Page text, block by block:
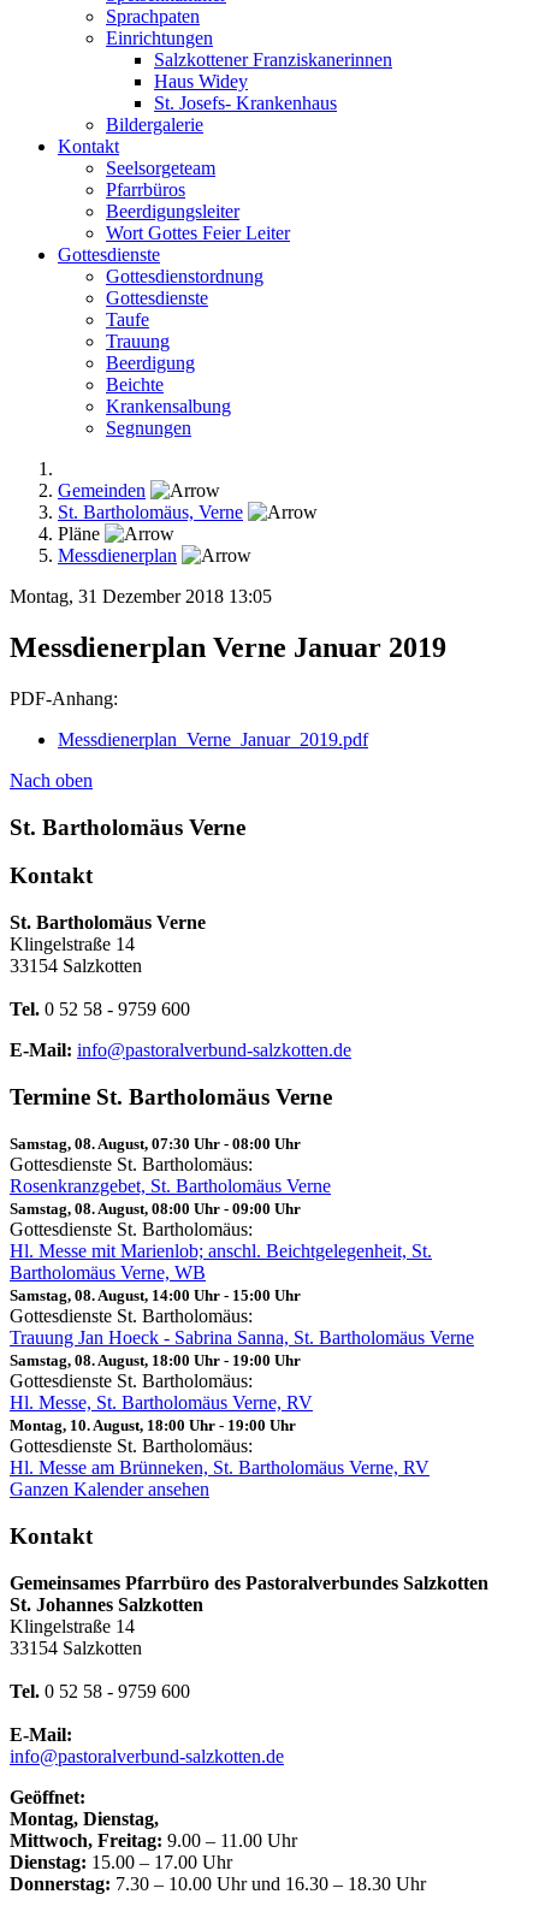
Sprachpaten
Einrichtungen
Salzkottener Franziskanerinnen
Haus Widey
St. Josefs- Krankenhaus
Bildergalerie
Kontakt
Seelsorgeteam
Pfarrbüros
Beerdigungsleiter
Wort Gottes Feier Leiter
Gottesdienste
Gottesdienstordnung
Gottesdienste
Taufe
Trauung
Beerdigung
Beichte
Krankensalbung
Segnungen
Gemeinden
St. Bartholomäus, Verne
Pläne
Messdienerplan
Montag, 31 Dezember 2018 13:05
Messdienerplan Verne Januar 2019
PDF-Anhang:
Messdienerplan_Verne_Januar_2019.pdf
Nach oben
St. Bartholomäus Verne
Kontakt
St. Bartholomäus Verne
Klingelstraße 14
33154 Salzkotten
Tel. 0 52 58 - 9759 600
E-Mail: info@pastoralverbund-salzkotten.de
Termine St. Bartholomäus Verne
Samstag, 08. August, 07:30 Uhr - 08:00 Uhr
Gottesdienste St. Bartholomäus:
Rosenkranzgebet, St. Bartholomäus Verne
Samstag, 08. August, 08:00 Uhr - 09:00 Uhr
Gottesdienste St. Bartholomäus:
Hl. Messe mit Marienlob; anschl. Beichtgelegenheit, St.
Bartholomäus Verne, WB
Samstag, 08. August, 14:00 Uhr - 15:00 Uhr
Gottesdienste St. Bartholomäus:
Trauung Jan Hoeck - Sabrina Sanna, St. Bartholomäus Verne
Samstag, 08. August, 18:00 Uhr - 19:00 Uhr
Gottesdienste St. Bartholomäus:
Hl. Messe, St. Bartholomäus Verne, RV
Montag, 10. August, 18:00 Uhr - 19:00 Uhr
Gottesdienste St. Bartholomäus:
Hl. Messe am Brünneken, St. Bartholomäus Verne, RV
Ganzen Kalender ansehen
Kontakt
Gemeinsames Pfarrbüro des Pastoralverbundes Salzkotten
St. Johannes Salzkotten
Klingelstraße 14
33154 Salzkotten
Tel. 0 52 58 - 9759 600
E-Mail:
info@pastoralverbund-salzkotten.de
Geöffnet:
Montag, Dienstag,
Mittwoch, Freitag: 9.00 – 11.00 Uhr
Dienstag: 15.00 – 17.00 Uhr
Donnerstag: 7.30 – 10.00 Uhr und 16.30 – 18.30 Uhr